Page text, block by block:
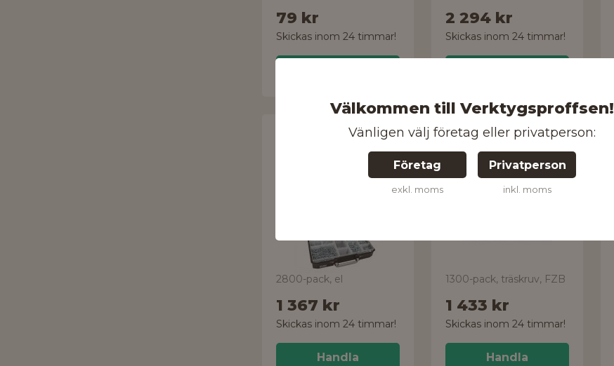
Välkommen till Verktygsproffsen!
Vänligen välj företag eller privatperson:
Företag
exkl. moms
Privatperson
inkl. moms
79 kr
Skickas inom 24 timmar!
2 294 kr
Skickas inom 24 timmar!
Sortimentslåda
2800-pack, el
1 367 kr
Skickas inom 24 timmar!
Handla
FIXX
Sortimentslåda
Pro X’tra
1300-pack, träskruv, FZB
1 433 kr
Skickas inom 24 timmar!
Handla